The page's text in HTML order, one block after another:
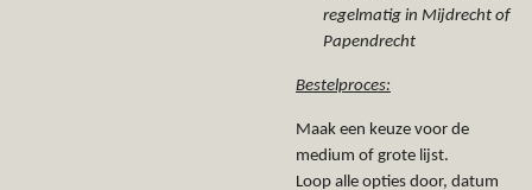
regelmatig in Mijdrecht of
Papendrecht
Bestelproces:
Maak een keuze voor de
medium of grote lijst.
Loop alle opties door, datum